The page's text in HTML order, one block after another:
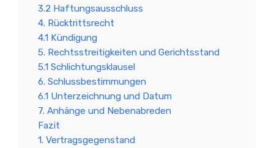
3.2 Haftungsausschluss
4. Rücktrittsrecht
4.1 Kündigung
5. Rechtsstreitigkeiten und Gerichtsstand
5.1 Schlichtungsklausel
6. Schlussbestimmungen
6.1 Unterzeichnung und Datum
7. Anhänge und Nebenabreden
Fazit
1. Vertragsgegenstand